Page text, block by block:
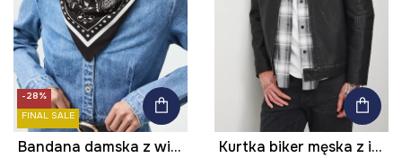
-28%
FINAL SALE
Bandana damska z wiskozy wzorzysta
Kurtka biker męska z imitacji skóry